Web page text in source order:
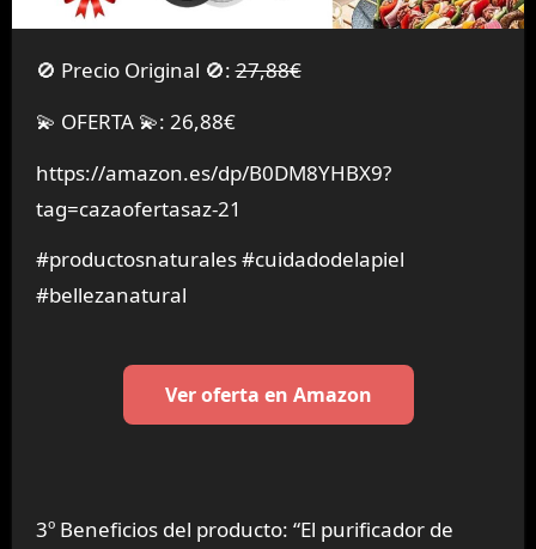
🚫 Precio Original 🚫:27,88€
💫 OFERTA 💫: 26,88€
https://amazon.es/dp/B0DM8YHBX9?
tag=cazaofertasaz-21
#productosnaturales #cuidadodelapiel
#bellezanatural
Ver oferta en Amazon
3º Beneficios del producto: “El purificador de